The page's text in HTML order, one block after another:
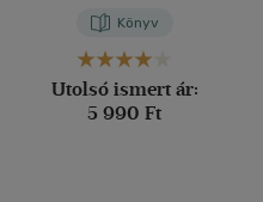
Könyv
Utolsó ismert ár:
5 990 Ft